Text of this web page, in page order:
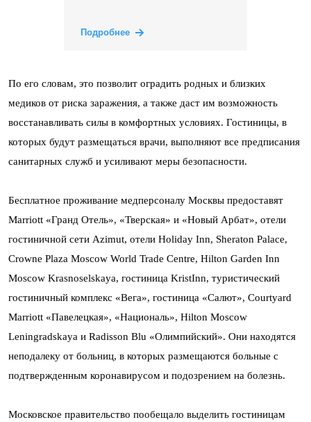
Подробнее
По его словам, это позволит оградить родных и близких
медиков от риска заражения, а также даст им возможность
восстанавливать силы в комфортных условиях. Гостиницы, в
которых будут размещаться врачи, выполняют все предписания
санитарных служб и усиливают меры безопасности.
Бесплатное проживание медперсоналу Москвы предоставят
Marriott «Гранд Отель», «Тверская» и «Новый Арбат», отели
гостиничной сети Azimut, отели Holiday Inn, Sheraton Palace,
Crowne Plaza Moscow World Trade Centre, Hilton Garden Inn
Moscow Krasnoselskaya, гостиница KristInn, туристический
гостиничный комплекс «Вега», гостиница «Салют», Courtyard
Marriott «Павелецкая», «Националь», Hilton Moscow
Leningradskaya и Radisson Blu «Олимпийский». Они находятся
неподалеку от больниц, в которых размещаются больные с
подтвержденным коронавирусом и подозрением на болезнь.
Московское правительство пообещало выделить гостиницам